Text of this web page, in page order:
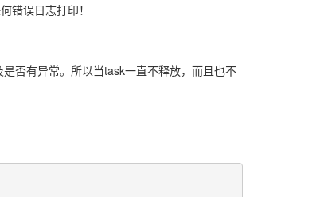
错误日志打印！
否有异常。所以当task一直不释放，而且也不